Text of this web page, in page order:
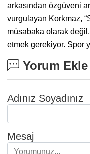
arkasından özgüveni
vurgulayan Korkmaz,
müsabaka olarak
etmek gerekiyor. Spor
Yorum Ekle
Adınız Soyadınız
Mesaj